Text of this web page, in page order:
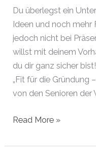
ein
Ziel
Du überlegst ein
Ideen und noch mehr
jedoch nicht bei
willst mit deinem
du dir ganz sicher
„Fit für die Gründung
von den Senioren der
Fit
die
Read More »